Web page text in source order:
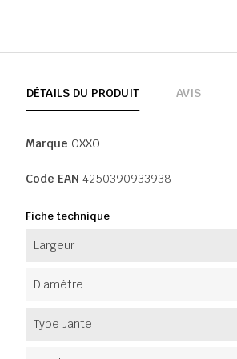
DÉTAILS DU PRODUIT AVIS
Marque OXXO
Code EAN 4250390933938
Fiche technique
Largeur
Diamètre
Type Jante